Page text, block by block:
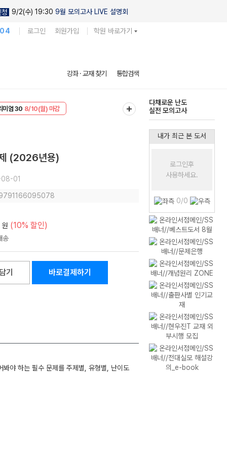
청 9/2(수) 19:30 9월 모의고사 LIVE 설명회
로그인 회원가입 학원 바로가기
강좌 · 교재 찾기 통합검색
미엄 30 8/10(월) 마감
다채로운 난도
실전 모의고사
(2026년용)
01
9791166095078
원 (10% 할인)
기 바로결제하기
야 하는 필수 문제를 주제별, 유형별, 난이도
내가 최근 본 도서
로그인후
사용하세요.
0/0